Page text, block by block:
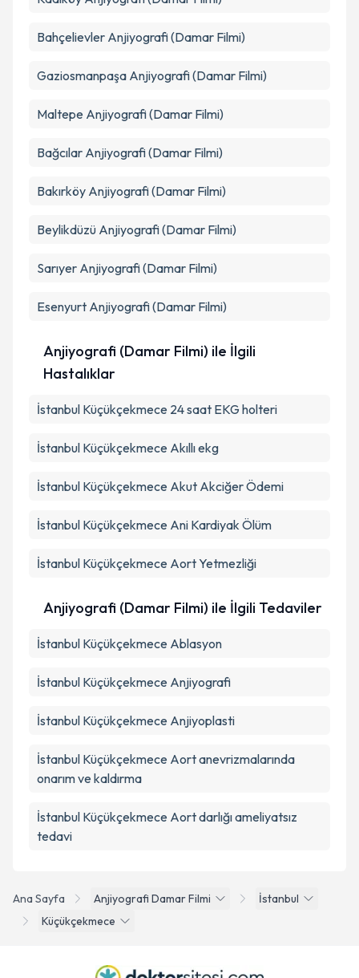
Ana Sayfa Anjiyografi Damar Filmi
İstanbul
Küçükçekmece
Bahçelievler Anjiyografi (Damar Filmi)
Gaziosmanpaşa Anjiyografi (Damar Filmi)
Maltepe Anjiyografi (Damar Filmi)
Bağcılar Anjiyografi (Damar Filmi)
Bakırköy Anjiyografi (Damar Filmi)
Beylikdüzü Anjiyografi (Damar Filmi)
Sarıyer Anjiyografi (Damar Filmi)
Esenyurt Anjiyografi (Damar Filmi)
Anjiyografi (Damar Filmi) ile İlgili
Hastalıklar
İstanbul Küçükçekmece 24 saat EKG holteri
İstanbul Küçükçekmece Akıllı ekg
İstanbul Küçükçekmece Akut Akciğer Ödemi
İstanbul Küçükçekmece Ani Kardiyak Ölüm
İstanbul Küçükçekmece Aort Yetmezliği
Anjiyografi (Damar Filmi) ile İlgili Tedaviler
İstanbul Küçükçekmece Ablasyon
İstanbul Küçükçekmece Anjiyografi
İstanbul Küçükçekmece Anjiyoplasti
İstanbul Küçükçekmece Aort anevrizmalarında
onarım ve kaldırma
İstanbul Küçükçekmece Aort darlığı ameliyatsız
tedavi